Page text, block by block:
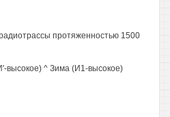
протяженностью 1500
высокое) ^ Зима (И1-высокое)